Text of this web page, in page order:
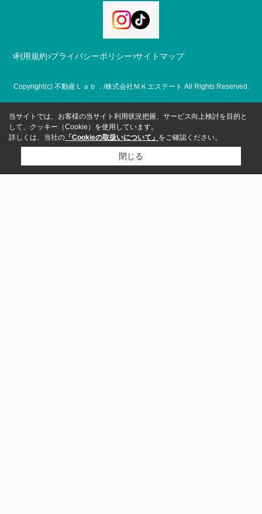
利用規約 プライバシーポリシー サイトマップ
Copyright(c) 不動産Ｌａｂ．/株式会社ＭＫエステート All Rights Reserved.
当サイトでは、お客様の当サイト利用状況把握、サービス向上検討を目的と
して、クッキー（Cookie）を使用しています。
詳しくは、当社の 「Cookieの取扱いについて」 をご確認ください。
閉じる